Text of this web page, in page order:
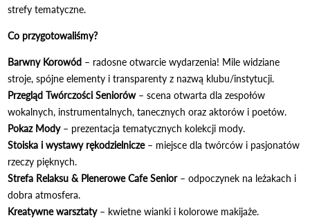
strefy tematyczne.
Co przygotowaliśmy?
Barwny Korowód – radosne otwarcie wydarzenia! Mile widziane
stroje, spójne elementy i transparenty z nazwą klubu/instytucji.
Przegląd Twórczości Seniorów– scena otwarta dla zespołów
wokalnych, instrumentalnych, tanecznych oraz aktorów i poetów.
Pokaz Mody– prezentacja tematycznych kolekcji mody.
Stoiska i wystawy rękodzielnicze– miejsce dla twórców i pasjonatów
rzeczy pięknych.
Strefa Relaksu & Plenerowe Cafe Senior– odpoczynek na leżakach i
dobra atmosfera.
Kreatywne warsztaty– kwietne wianki i kolorowe makijaże.